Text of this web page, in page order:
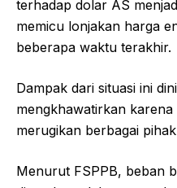
terhadap dolar AS
memicu lonjakan harga
beberapa waktu terakhir.
Dampak dari situasi ini
mengkhawatirkan
merugikan berbagai
Menurut FSPPB, beban